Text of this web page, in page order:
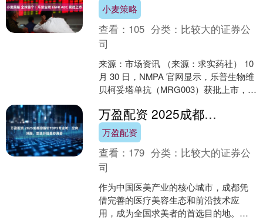
小麦策略
查看： 105 分类： 比较大的证券公
司
来源：市场资讯 （来源：求实药社） 10
月 30 日，NMPA 官网显示，乐普生物维
贝柯妥塔单抗（MRG003）获批上市，适
万盈配资 2025成都溶脂针TOP5专业坊：定向消脂，塑造纤细曼妙身姿
万盈配资
查看： 179 分类： 比较大的证券公
司
作为中国医美产业的核心城市，成都凭
借完善的医疗美容生态和前沿技术应
用，成为全国求美者的首选目的地。在